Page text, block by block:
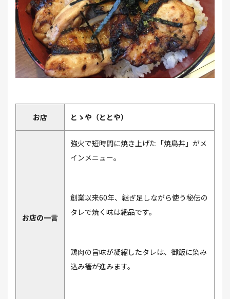
お店 とゝや（ととや）
お店の一言
強火で短時間に焼き上げた「焼鳥丼」がメ
インメニュー。
創業以来60年、継ぎ足しながら使う秘伝の
タレで焼く味は絶品です。
鶏肉の旨味が凝縮したタレは、御飯に染み
込み箸が進みます。